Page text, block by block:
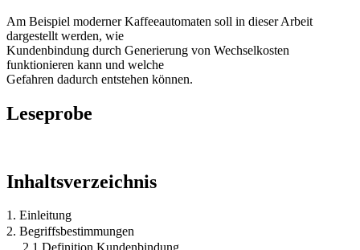
Am Beispiel moderner Kaffeeautomaten soll in dieser Arbeit
dargestellt werden, wie
Kundenbindung durch Generierung von Wechselkosten
funktionieren kann und welche
Gefahren dadurch entstehen können.
Leseprobe
Inhaltsverzeichnis
1. Einleitung
2. Begriffsbestimmungen